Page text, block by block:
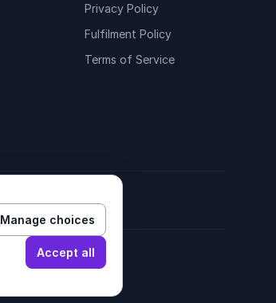
Privacy Policy
Fulfilment Policy
Terms of Service
Manage choices
Accept all